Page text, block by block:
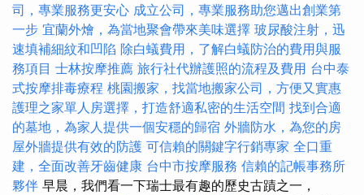
司，專業服務更安心 成立公司，專業服務助您邁出創業第
一步 宜蘭外燴，為當地聚會帶來美味選擇 玻尿酸注射，迅
速填補細紋和凹陷 除白蟻費用，了解白蟻防治的費用與服
務項目 士林按摩推薦 旅行社代辦護照的流程及費用 台中泰
式按摩排毒療程 桃園搬家，找當地搬家公司，方便又實惠
護理之家單人房選擇，打造舒適私密的生活空間 找到合適
的墓地，為家人提供一個安穩的歸宿 外牆防水，為您的房
屋外牆提供有效的防護 可信賴的關鍵字行銷專家 全口重
建，全面改善牙齒健康 台中市按摩服務 信賴的記帳事務所
夥伴 早晨，我們看一下瑞士最有趣的歷史古蹟之一，